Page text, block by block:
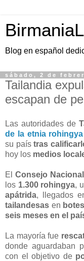
Blog en español
sábado, 2 de
Tailandia
escapan de
Las autoridades de
de la etnia
su paístras
hoy los medios
El Consejo
los 1.300 rohingya,
apátrida, llegados
tailandesas en
seis meses en el
La mayoría fue
donde aguardaban
con el objetivo de